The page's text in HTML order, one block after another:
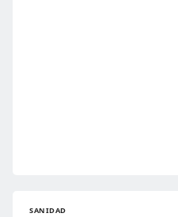
SANIDAD